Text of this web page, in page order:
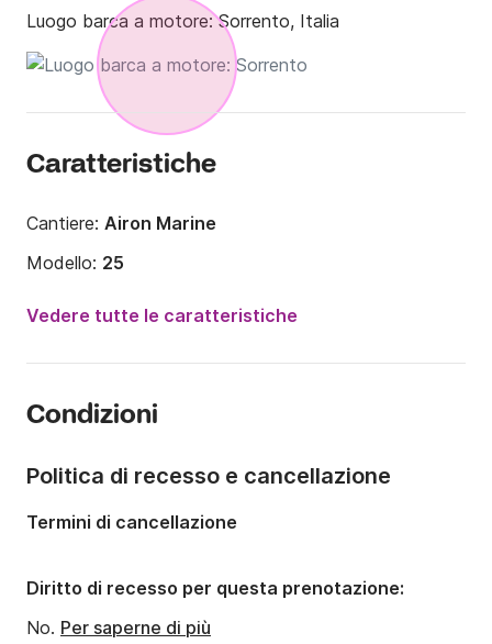
Luogo barca a motore:Sorrento, Italia
Caratteristiche
Cantiere: Airon Marine
Modello: 25
200CV
Portata massima persone:
Vedere tutte le caratteristiche
Condizioni
Politica di recesso e cancellazione
Termini di cancellazione
Diritto di recesso per questa prenotazione:
No. Per saperne di più